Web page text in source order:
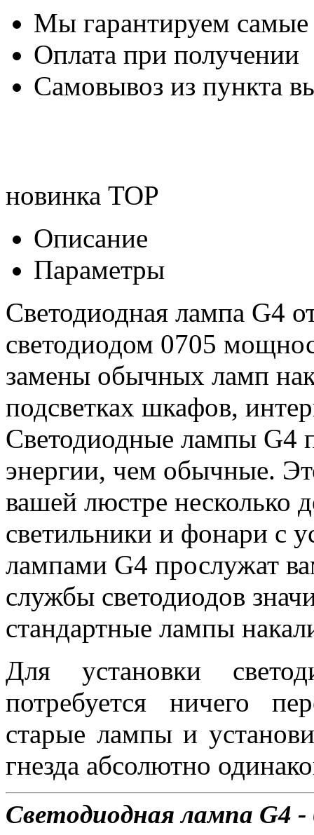
Мы гарантируем
Оплата при получении
Самовывоз из пункта
новинка TOP
Описание
Параметры
Светодиодная лампа G4
светодиодом 0705
замены обычных ламп
подсветках шкафов,
Светодиодные лампы G4
энергии, чем обычные.
вашей люстре несколько
светильники и фонари с
лампами G4 прослужат
службы светодиодов
стандартные лампы
Для установки
потребуется ничего
старые лампы и
гнезда абсолютно
Светодиодная лампа G4